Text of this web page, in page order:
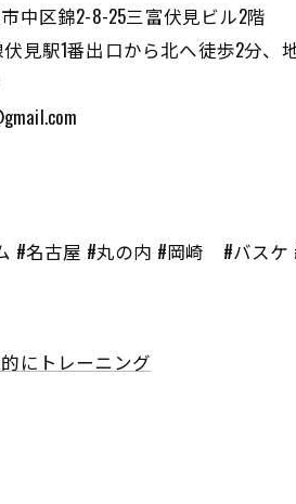
中区錦2-8-25三富伏見ビル2階
伏見駅1番出口から北へ徒歩2分
#名古屋 #丸の内 #岡崎 #バスケ
にトレーニング